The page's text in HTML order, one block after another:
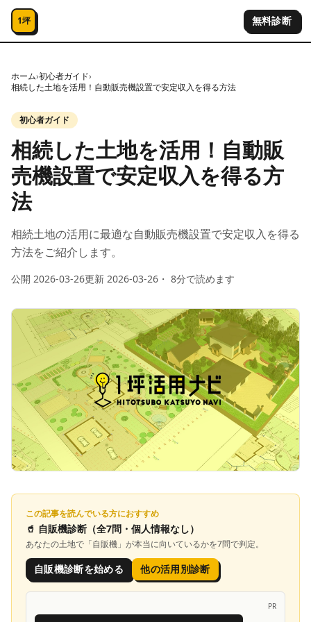
コンテンツへスキップ
1坪 無料診断
ホーム›初心者ガイド›
相続した土地を活用！自動販売機設置で安定収入を得る方法
初心者ガイド
相続した土地を活用！自動販
売機設置で安定収入を得る方
法
相続土地の活用に最適な自動販売機設置で安定収入を得る
方法をご紹介します。
公開 2026-03-26更新 2026-03-26 ・ 8分で読めます
この記事を読んでいる方におすすめ
🥤 自販機診断 （全7問・個人情報なし）
あなたの土地で「自販機 」が本当に向いているかを7問で判定。
自販機診断を始める 他の活用別診断
PR